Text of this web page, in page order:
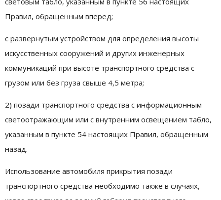
Правил, обращенным вперед;
с развернутым устройством для определения высоты
искусственных сооружений и других инженерных
коммуникаций при высоте транспортного средства с
грузом или без груза свыше 4,5 метра;
2) позади транспортного средства с информационным
светоотражающим или с внутренним освещением табло,
указанным в пункте 54 настоящих Правил, обращенным
назад.
Использование автомобиля прикрытия позади
транспортного средства необходимо также в случаях,